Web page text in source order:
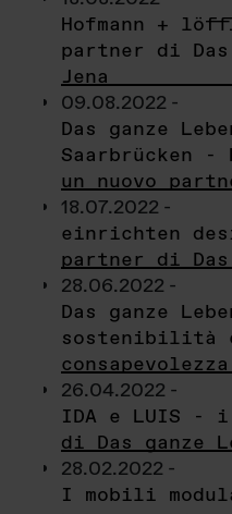
Hofmann +
partner di Das
Jena
09.08.2022 -
Das ganze
Saarbrücken -
un nuovo
18.07.2022 -
einrichten
partner di Das
28.06.2022 -
Das ganze
sostenibilità
26.04.2022 -
IDA e LUIS -
di Das ganze
28.02.2022 -
I mobili